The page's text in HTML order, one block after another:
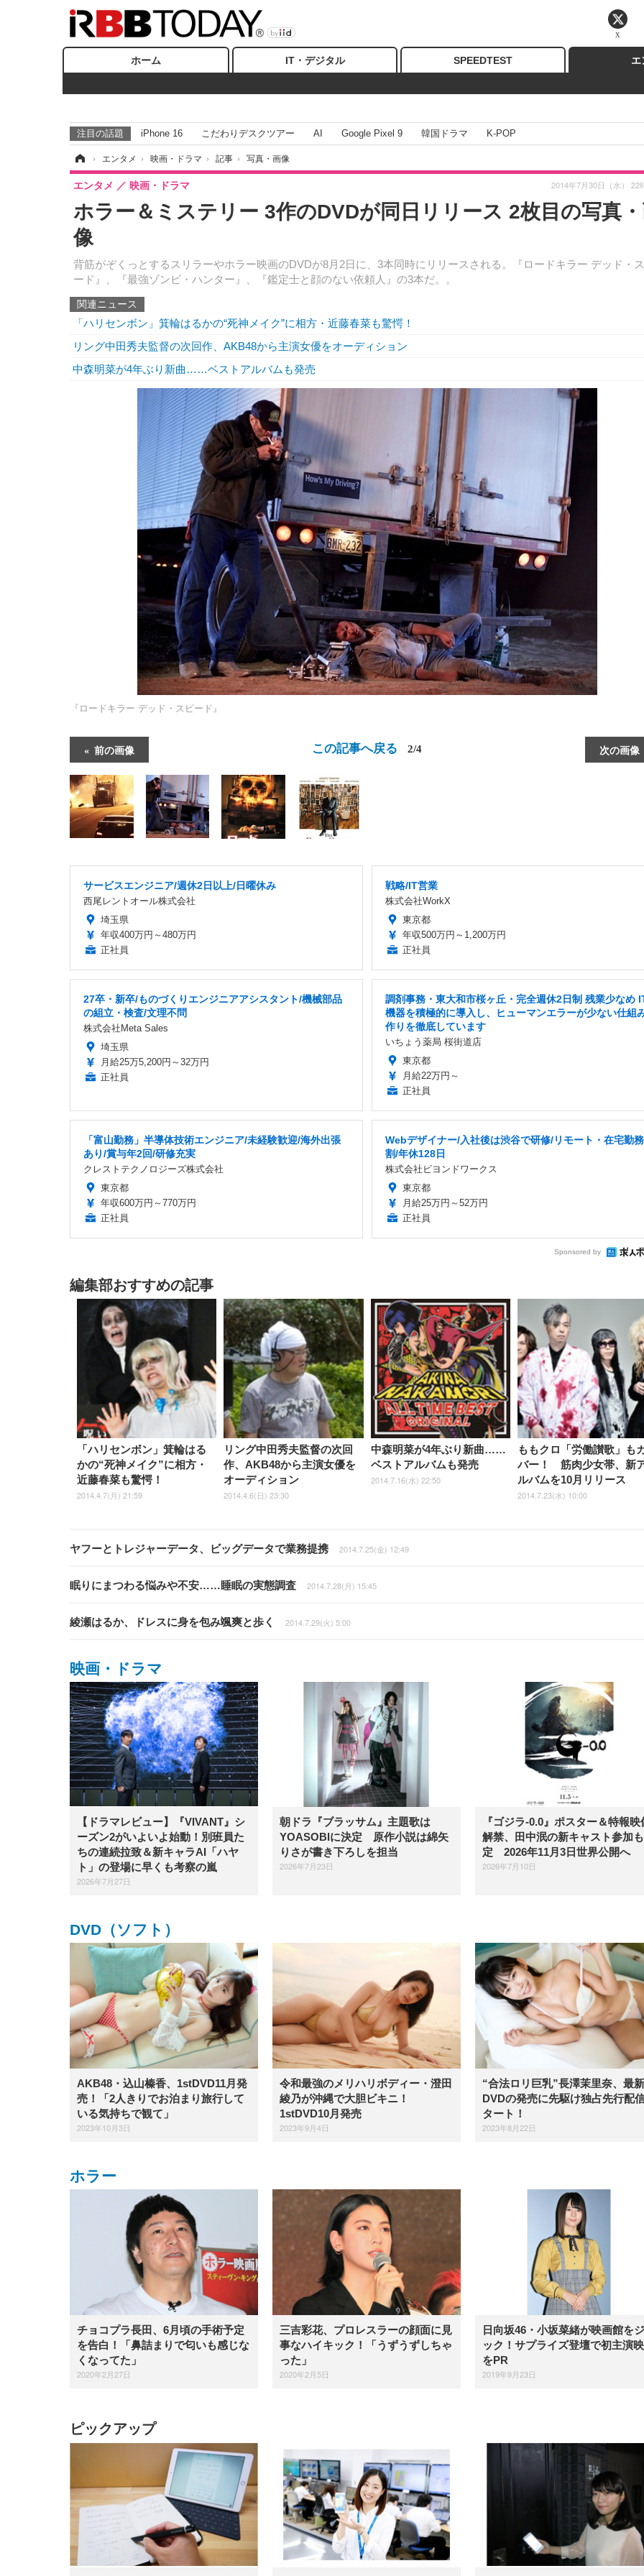
ホーム IT・デジタル SPEEDTEST エ
注目の話題 iPhone 16 こだわりデスクツアー AI Google Pixel 9 韓国ドラマ K-POP
› エンタメ › 映画・ドラマ › 記事 › 写真・画像
ホラー＆ミステリー 3作のDVDが同日リリース 2枚目の写真
像
背筋がぞくっとするスリラーやホラー映画のDVDが8月2日に、3本同時にリリースされる。『ロードキラー デッド・
ード』、『最強ゾンビ・ハンター』、『鑑定士と顔のない依頼人』の3本だ。。
エンタメ 映画・ドラマ 2014年7月30日（水） 22
関連ニュース
「ハリセンボン」箕輪はるかの“死神メイク”に相方・近藤春菜も驚愕！
リング中田秀夫監督の次回作、AKB48から主演女優をオーディション
中森明菜が4年ぶり新曲……ベストアルバムも発売
『ロードキラー デッド・スピード』
前の画像 次の画像
この記事へ戻る 2/4
サービスエンジニア/週休2日以上/日曜休み
西尾レントオール株式会社
埼玉県
年収400万円～480万円
正社員
戦略/IT営業
株式会社WorkX
東京都
年収500万円～1,200万円
正社員
27卒・新卒/ものづくりエンジニアアシスタント/機械部品
の組立・検査/文理不問
株式会社Meta Sales
埼玉県
月給25万5,200円～32万円
正社員
調剤事務・東大和市桜ヶ丘・完全週休2日制 残業少なめ
機器を積極的に導入し、ヒューマンエラーが少ない仕組
作りを徹底しています
いちょう薬局 桜街道店
東京都
月給22万円～
正社員
「富山勤務」半導体技術エンジニア/未経験歓迎/海外出張
あり/賞与年2回/研修充実
クレストテクノロジーズ株式会社
東京都
年収600万円～770万円
正社員
Webデザイナー/入社後は渋谷で研修/リモート・在宅勤
割/年休128日
株式会社ビヨンドワークス
東京都
月給25万円～52万円
正社員
Sponsored by
編集部おすすめの記事
「ハリセンボン」箕輪はる
かの“死神メイク”に相方・
近藤春菜も驚愕！
2014.4.7(月) 21:59
リング中田秀夫監督の次回
作、AKB48から主演女優を
オーディション
2014.4.6(日) 23:30
中森明菜が4年ぶり新曲……
ベストアルバムも発売
2014.7.16(水) 22:50
ももクロ「労働讃歌」も
バー！ 筋肉少女帯、新
ルバムを10月リリース
2014.7.23(水) 10:00
ヤフーとトレジャーデータ、ビッグデータで業務提携 2014.7.25(金) 12:49
眠りにまつわる悩みや不安……睡眠の実態調査 2014.7.28(月) 15:45
綾瀬はるか、ドレスに身を包み颯爽と歩く 2014.7.29(火) 5:00
映画・ドラマ
【ドラマレビュー】​『VIVANT』シ
ーズン2がいよいよ始動！別班員た
ちの連続拉致＆新キャラAI「ハヤ
ト」の登場に早くも考察の嵐
2026年7月27日
朝ドラ『ブラッサム』主題歌は
YOASOBIに決定 原作小説は綿矢
りさが書き下ろしを担当
2026年7月23日
『ゴジラ-0.0』ポスター＆特報映
解禁、田中泯の新キャスト参加
定 2026年11月3日世界公開へ
2026年7月10日
DVD（ソフト）
AKB48・込山榛香、1stDVD11月発
売！「2人きりでお泊まり旅行して
いる気持ちで観て」
2023年10月3日
令和最強のメリハリボディー・澄田
綾乃が沖縄で大胆ビキニ！
1stDVD10月発売
2023年9月4日
“合法ロリ巨乳”長澤茉里奈、最新
DVDの発売に先駆け独占先行配
タート！
2023年8月22日
ホラー
チョコプラ長田、6月頃の手術予定
を告白！「鼻詰まりで匂いも感じな
くなってた」
2020年2月27日
三吉彩花、プロレスラーの顔面に見
事なハイキック！「うずうずしちゃ
った」
2020年2月5日
日向坂46・小坂菜緒が映画館を
ック！サプライズ登壇で初主演
をPR
2019年9月23日
ピックアップ
X